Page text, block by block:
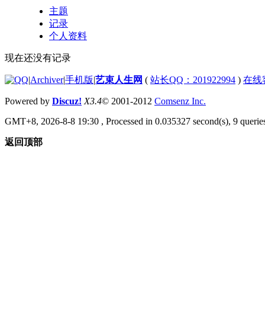
主题
记录
个人资料
现在还没有记录
|Archiver|手机版|艺束人生网 ( 站长QQ：201922994 ) 在线
Powered by Discuz! X3.4© 2001-2012 Comsenz Inc.
GMT+8, 2026-8-8 19:30 , Processed in 0.035327 second(s), 9
返回顶部